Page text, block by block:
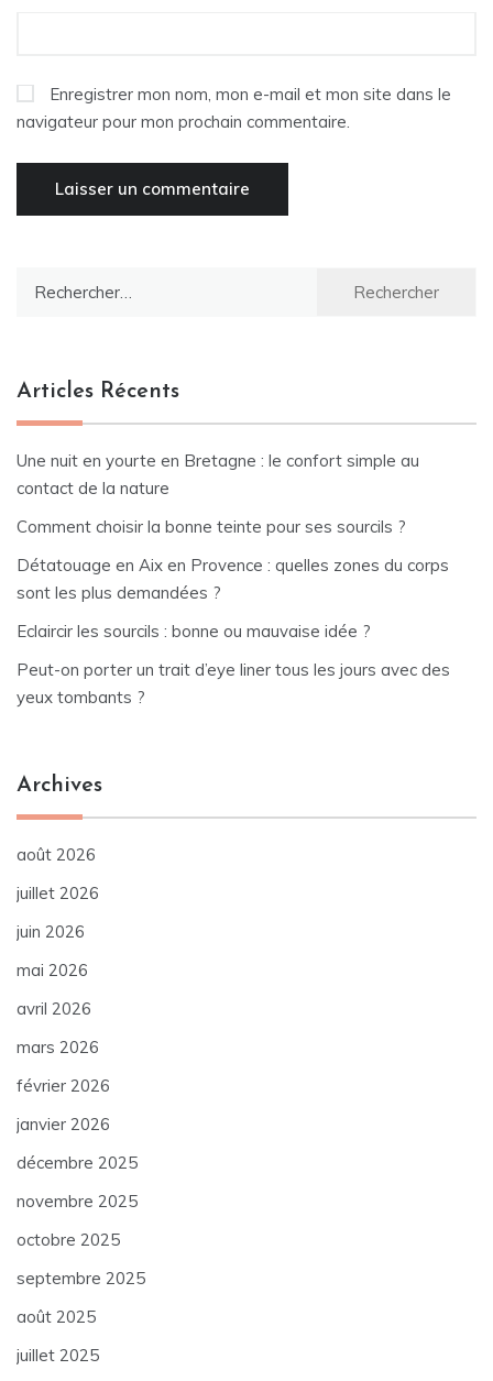
Enregistrer mon nom, mon e-mail et mon site dans le
navigateur pour mon prochain commentaire.
Articles Récents
Une nuit en yourte en Bretagne : le confort simple au
contact de la nature
Comment choisir la bonne teinte pour ses sourcils ?
Détatouage en Aix en Provence : quelles zones du corps
sont les plus demandées ?
Eclaircir les sourcils : bonne ou mauvaise idée ?
Peut-on porter un trait d’eye liner tous les jours avec des
yeux tombants ?
Archives
août 2026
juillet 2026
juin 2026
mai 2026
avril 2026
mars 2026
février 2026
janvier 2026
décembre 2025
novembre 2025
octobre 2025
septembre 2025
août 2025
juillet 2025